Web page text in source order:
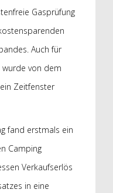
Gasprüfung
Auch für
von dem
Zeitfenster
fand erstmals ein
Camping
Verkaufserlös
in eine